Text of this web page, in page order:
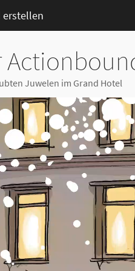
erstellen
Juwelen im Grand Hotel